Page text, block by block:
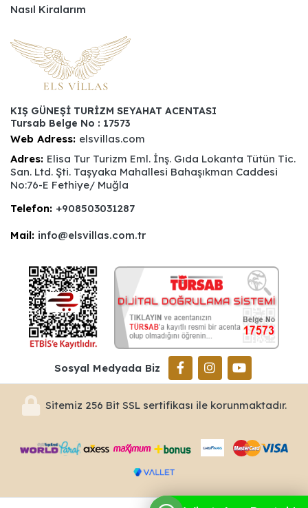
Nasıl Kiralarım
KIŞ GÜNEŞİ TURİZM SEYAHAT ACENTASI
Tursab Belge No : 17573
Web Adress: elsvillas.com
Adres: Elisa Tur Turizm Eml. İnş. Gıda Lokanta Tütün Tic.
San. Ltd. Şti. Taşyaka Mahallesi Bahaşıkman Caddesi
No:76-E Fethiye/ Muğla
Telefon: +908503031287
Mail: info@elsvillas.com.tr
Sosyal Medyada Biz
Sitemiz 256 Bit SSL sertifikası ile korunmaktadır.